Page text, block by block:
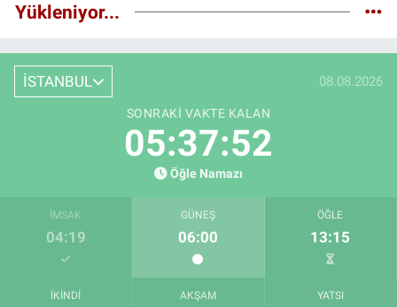
Yükleniyor...
İSTANBUL 08.08.2026
SONRAKI VAKTE KALAN
05:37:51
Öğle Namazı
İMSAK
04:19
GÜNEŞ
06:00
ÖĞLE
13:15
İKINDI AKŞAM YATSI